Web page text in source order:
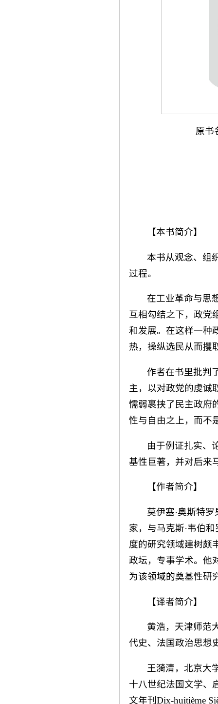
原书
【本书简介】
本书从观念、组
过程。
在工业革命与思
互相勾结之下，政党
和发展。在这样一种
热，操纵选民从而攫
作者在书里批判
主，以对政党的虔诚
懦弱裹挟了民主政府
性与自由之上，而不
由于例证扎实、
基性巨著，并对后来
【作者简介】
莫伊塞·奥斯特
家，与马克斯·韦伯
度的研究领域建树颇
政坛，专事学术。他
为该领域的奠基性研
【译者简介】
黄浩，天津师范
代史、法国政治思想
王漪清，北京大
十八世纪法国文学、
文年刊Dix-huitième